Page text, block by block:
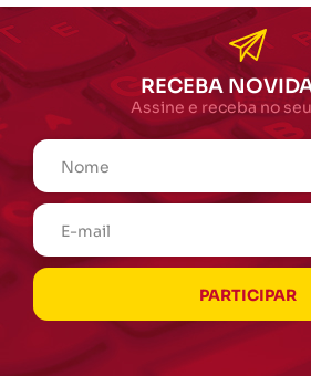
RECEBA
Assine e receba no